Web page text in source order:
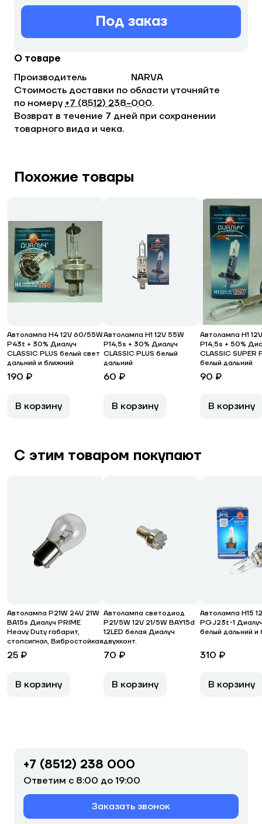
Под заказ
О товаре
Производитель
NARVA
Стоимость доставки по области уточняйте
по номеру +7 (8512) 238−000.
Возврат в течение 7 дней при сохранении
товарного вида и чека.
Похожие товары
Автолампа H4 12V 60/55W
P43t + 30% Диалуч
CLASSIC PLUS белый свет
дальний и ближний
190 ₽
В корзину
Автолампа H1 12V 55W
P14,5s + 30% Диалуч
CLASSIC PLUS белый
дальний
60 ₽
В корзину
Автолампа H1
P14,5s + 50%
CLASSIC SUPER
белый дальний
90 ₽
В корзину
С этим товаром покупают
Автолампа P21W 24V 21W
BA15s Диалуч PRIME
Heavy Duty габарит,
стопсигнал, Вибростойкая
25 ₽
В корзину
Автолампа светодиод
P21/5W 12V 21/5W ВАY15d
12LED белая Диалуч
двухконт.
70 ₽
В корзину
Автолампа H15
PGJ23t-1
белый дальний и
310 ₽
В корзину
+7 (8512) 238 000
Ответим с 8:00 до 19:00
Заказать звонок